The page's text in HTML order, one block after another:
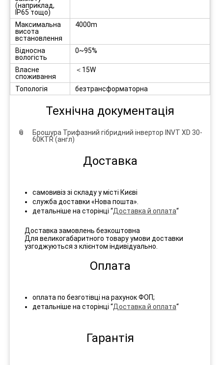
(наприклад,
IP65 тощо)
Максимальна
висота
встановлення
4000m
Відносна
вологість
0~95%
Власне
споживання
＜15W
Топологія безтрансформаторна
Технічна документація
Брошура Трифазний гібридний інвертор INVT XD 30-
60KTR (англ)
Доставка
самовивіз зі складу у місті Києві
служба доставки «Нова пошта».
детальніше на сторінці “Доставка й оплата“
Доставка замовлень безкоштовна
Для великогабаритного товару умови доставки
узгоджуються з клієнтом індивідуально.
Оплата
оплата по безготівці на рахунок ФОП;
детальніше на сторінці “Доставка й оплата“
Гарантія